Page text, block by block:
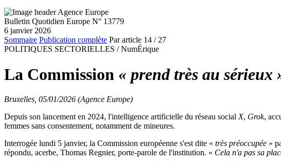
Bulletin Quotidien Europe N° 13779
6 janvier 2026
Sommaire Publication complète Par article 14 / 27
POLITIQUES SECTORIELLES / NumÉrique
La Commission « prend très au sérieux
Bruxelles, 05/01/2026 (Agence Europe)
Depuis son lancement en 2024, l'intelligence artificielle du réseau social X, Grok,
femmes sans consentement, notamment de mineures.
Interrogée lundi 5 janvier, la Commission européenne s'est dite « très préoccupée »
répondu, acerbe, Thomas Regnier, porte-parole de l'institution. « Cela n'a pas sa